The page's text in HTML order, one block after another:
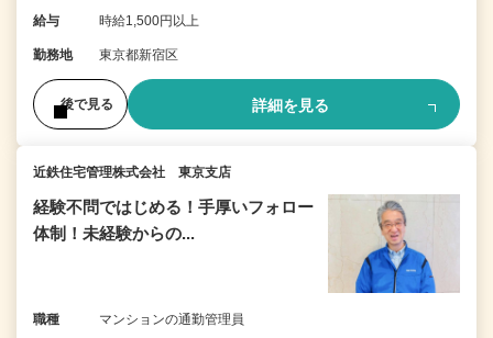
給与 時給1,500円以上
勤務地 東京都新宿区
後で見る 詳細を見る
近鉄住宅管理株式会社 東京支店
経験不問ではじめる！手厚いフォロー
体制！未経験からの...
職種 マンションの通勤管理員